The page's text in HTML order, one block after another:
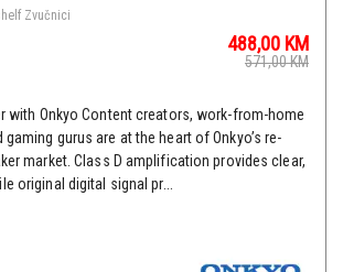
Zvučnici
488,00 KM
571,00KM
with Onkyo Content creators, work-from-home
gurus are at the heart of Onkyo’s re-
market. Class D amplification provides clear,
original digital signal pr...